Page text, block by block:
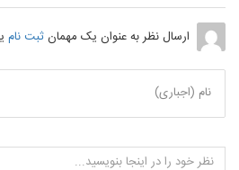
ارسال نظر به عنوان یک مهمانثبت نام
نام (اجباری)